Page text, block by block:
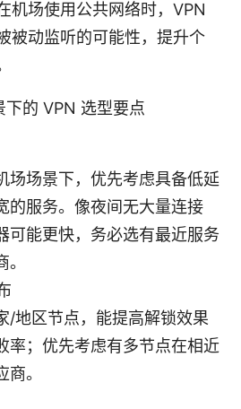
机场使用公共网络时，VPN
被动监听的可能性，提升个
的 VPN 选型要点
场场景下，优先考虑具备低延
的服务。像夜间无大量连接
可能更快，务必选有最近服务
/地区节点，能提高解锁效果
率；优先考虑有多节点在相近
。